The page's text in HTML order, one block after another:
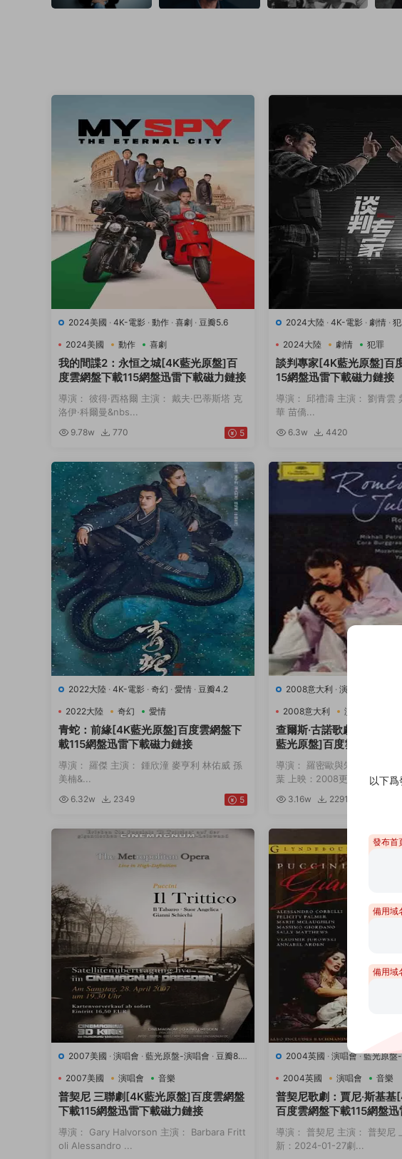
2024美國 · 4K-電影 · 動作 · 喜劇 · 豆瓣5.6
2024美國 動作 喜劇
我的間諜2：永恒之城[4K藍光原盤]百
度雲網盤下載115網盤迅雷下載磁力鏈接
導演： 彼得·西格爾 主演： 戴夫·巴蒂斯塔 克
洛伊·科爾曼&nbs...
9.78w 770 5
2024大陸 · 4K-電影 · 劇情 ·
2024大陸 劇情 犯罪
談判專家[4K藍光原盤]百
15網盤迅雷下載磁力鏈接
導演： 邱禮濤 主演： 劉青雲
華 苗僑...
6.3w 4420
2022大陸 · 4K-電影 · 奇幻 · 愛情 · 豆瓣4.2
2022大陸 奇幻 愛情
青蛇：前緣[4K藍光原盤]百度雲網盤下
載115網盤迅雷下載磁力鏈接
導演： 羅傑 主演： 鍾欣潼 麥亨利 林佑威 孫
美楠&...
6.32w 2349 5
2008意大利 · 演唱會
2008意大利
演唱會
查爾斯·古諾歌劇：羅密歐
藍光原盤]百度雲網盤下載
下載磁力鏈接
導演： 羅密歐與朱麗葉 主演：
葉 上映：2008更...
3.16w 2291
2007美國 · 演唱會 · 藍光原盤-演唱會 · 豆瓣8.9
2007美國
演唱會 音樂
普契尼 三聯劇[4K藍光原盤]百度雲網盤
下載115網盤迅雷下載磁力鏈接
導演： Gary Halvorson 主演： Barbara Fritt
oli Alessandro ...
2004英國 · 演唱會·藍光原盤
2004英國
演唱會 音樂
普契尼歌劇：賈尼·斯基
百度雲網盤下載115網盤迅
接
導演： 普契尼 主演： 普契尼
新：2024-01-27劇...
以下
發布首
備用域
備用域